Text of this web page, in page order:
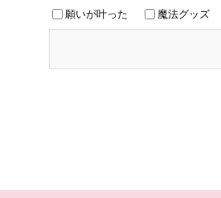
願いが叶った
魔法グッズ